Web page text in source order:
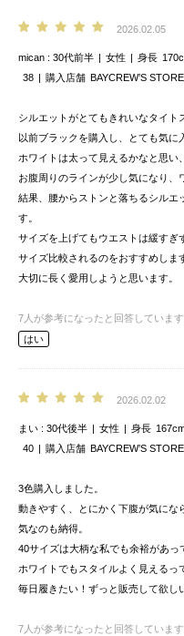
2026.02.05
mican 30代前半 女性 身長
38
購入店舗 BAYCREW’S STORE
シルエットがとてもきれいなタイト
以前ブラックを購入し、とても気に
ホワイトは太って見えるかなと思い
お腹周りのラインが少し気になり、
結果、腰からストンと落ちるシルエ
す。
サイズを上げてもウエストは緩すぎ
サイズ比較されるのをおすすめしま
大切に長く愛用しようと思います。
7 人が参考になったと回答しています
はい
2026.02.02
まい 30代後半 女性 身長
40
購入店舗 BAYCREW’S STORE
3色購入しました。
動きやすく、とにかく下腹が気にな
気なのも納得。
40サイズは大柄な私でも余裕があっ
ホワイトでもスタイルよく見えるっ
毎日履きたい！ずっと販売して欲し
7 人が参考になったと回答しています